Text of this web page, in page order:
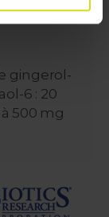
*
gingerol-
6 : 20
500 mg